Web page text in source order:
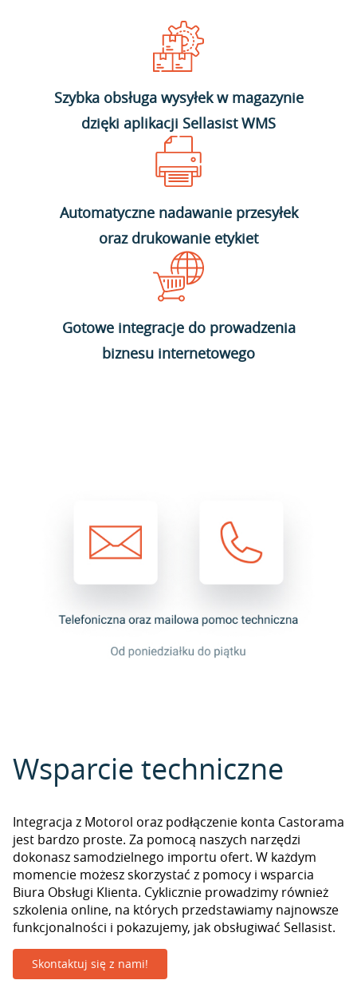
Szybka obsługa wysyłek w magazynie
dzięki aplikacji Sellasist WMS
Automatyczne nadawanie przesyłek
oraz drukowanie etykiet
Gotowe integracje do prowadzenia
biznesu internetowego
Wsparcie techniczne
Integracja z Motorol oraz podłączenie konta Castorama
jest bardzo proste. Za pomocą naszych narzędzi
dokonasz samodzielnego importu ofert. W każdym
momencie możesz skorzystać z pomocy i wsparcia
Biura Obsługi Klienta. Cyklicznie prowadzimy również
szkolenia online, na których przedstawiamy najnowsze
funkcjonalności i pokazujemy, jak obsługiwać Sellasist.
Skontaktuj się z nami!